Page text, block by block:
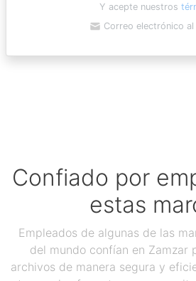
Y acepte nuestros
Correo electrónico al
Confiado por
estas
Empleados de algunas de las
del mundo confían en Zamzar
archivos de manera segura y